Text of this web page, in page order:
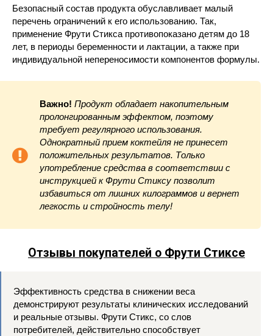
Безопасный состав продукта обуславливает малый
перечень ограничений к его использованию. Так,
применение Фрути Стикса противопоказано детям до 18
лет, в периоды беременности и лактации, а также при
индивидуальной непереносимости компонентов формулы.
Важно! Продукт обладает накопительным
пролонгированным эффектом, поэтому
требует регулярного использования.
Однократный прием коктейля не принесет
положительных результатов. Только
употребление средства в соответствии с
инструкцией к Фрути Стиксу позволит
избавиться от лишних килограммов и вернет
легкость и стройность телу!
Отзывы покупателей о Фрути Стиксе
Эффективность средства в снижении веса
демонстрируют результаты клинических исследований
и реальные отзывы. Фрути Стикс, со слов
потребителей, действительно способствует